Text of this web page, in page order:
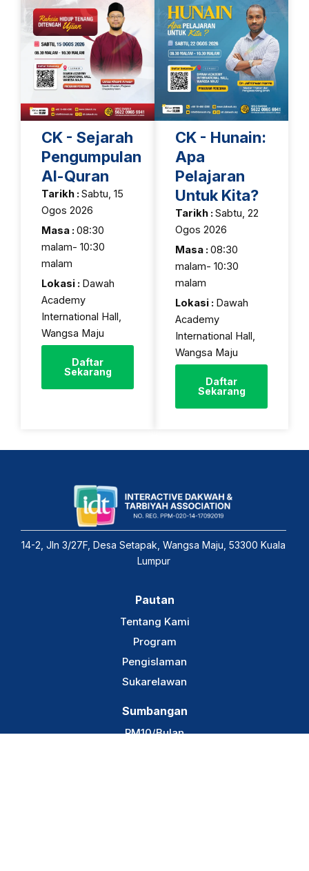
CK - Sejarah
Pengumpulan
Al-Quran
Tarikh : Sabtu, 15
Ogos 2026
Masa : 08:30
malam- 10:30
malam
Lokasi : Dawah
Academy
International Hall,
Wangsa Maju
Daftar
Sekarang
CK - Hunain:
Apa
Pelajaran
Untuk Kita?
Tarikh : Sabtu, 22
Ogos 2026
Masa : 08:30
malam- 10:30
malam
Lokasi : Dawah
Academy
International Hall,
Wangsa Maju
Daftar
Sekarang
14-2, Jln 3/27F, Desa Setapak, Wangsa Maju, 53300 Kuala
Lumpur
Pautan
Tentang Kami
Program
Pengislaman
Sukarelawan
Sumbangan
RM10/Bulan